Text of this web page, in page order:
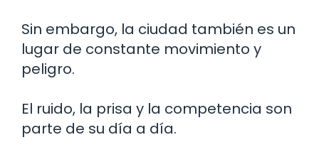
Sin embargo, la ciudad también es un
lugar de constante movimiento y
peligro.
El ruido, la prisa y la competencia son
parte de su día a día.